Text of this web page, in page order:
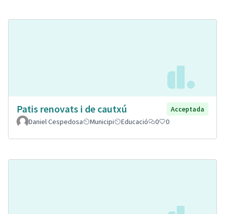
Patis renovats i de cautxú
Acceptada
Daniel Cespedosa
Municipi Educació 0 0